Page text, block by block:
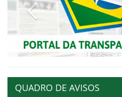
Previous
QUADRO DE AVISOS